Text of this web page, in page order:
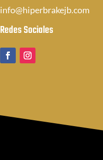
info@hiperbrakejb.com
Redes Sociales